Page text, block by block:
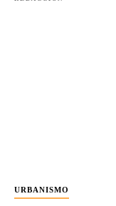
URBANISMO